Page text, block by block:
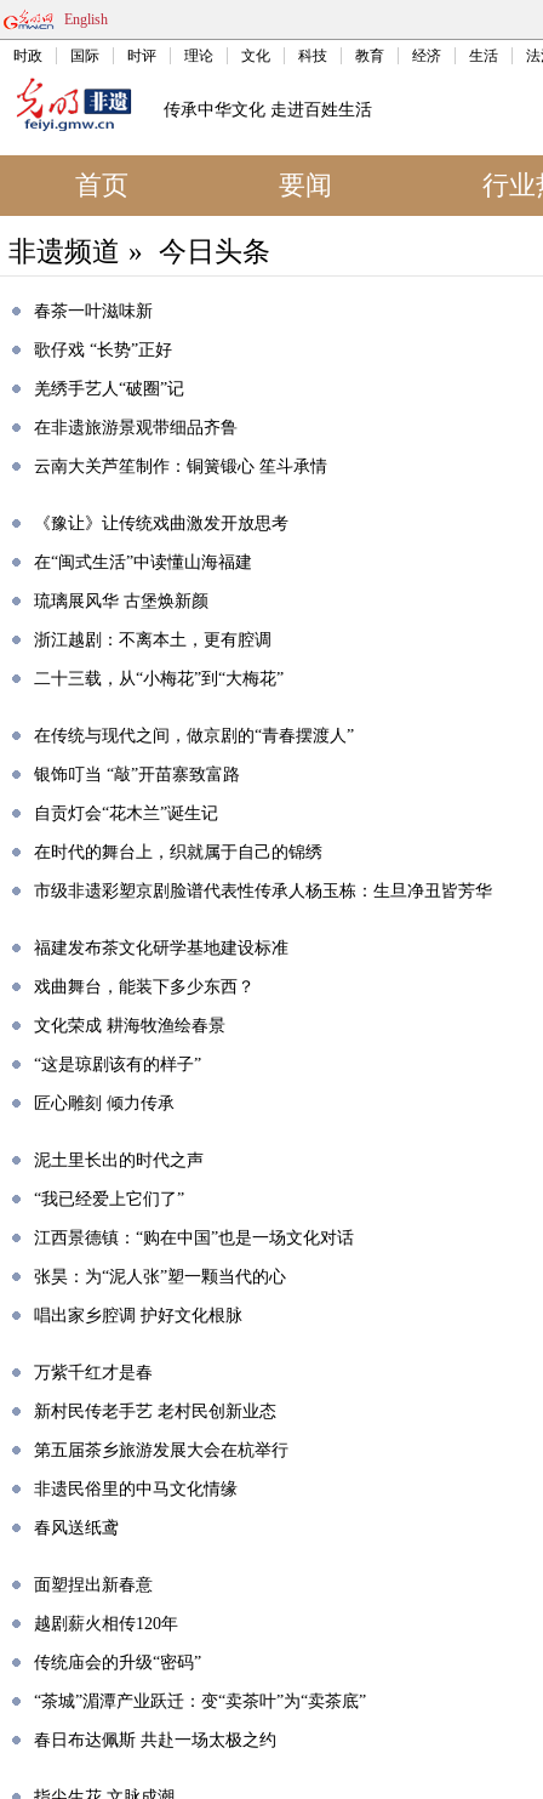
English
时政 国际 时评 理论 文化 科技 教育 经济 生活
传承中华文化 走进百姓生活
首页 要闻 行业
非遗频道 » 今日头条
春茶一叶滋味新
歌仔戏 “长势”正好
羌绣手艺人“破圈”记
在非遗旅游景观带细品齐鲁
云南大关芦笙制作：铜簧锻心 笙斗承情
《豫让》让传统戏曲激发开放思考
在“闽式生活”中读懂山海福建
琉璃展风华 古堡焕新颜
浙江越剧：不离本土，更有腔调
二十三载，从“小梅花”到“大梅花”
在传统与现代之间，做京剧的“青春摆渡人”
银饰叮当 “敲”开苗寨致富路
自贡灯会“花木兰”诞生记
在时代的舞台上，织就属于自己的锦绣
市级非遗彩塑京剧脸谱代表性传承人杨玉栋：生旦净丑皆芳华
福建发布茶文化研学基地建设标准
戏曲舞台，能装下多少东西？
文化荣成 耕海牧渔绘春景
“这是琼剧该有的样子”
匠心雕刻 倾力传承
泥土里长出的时代之声
“我已经爱上它们了”
江西景德镇：“购在中国”也是一场文化对话
张昊：为“泥人张”塑一颗当代的心
唱出家乡腔调 护好文化根脉
万紫千红才是春
新村民传老手艺 老村民创新业态
第五届茶乡旅游发展大会在杭举行
非遗民俗里的中马文化情缘
春风送纸鸢
面塑捏出新春意
越剧薪火相传120年
传统庙会的升级“密码”
“茶城”湄潭产业跃迁：变“卖茶叶”为“卖茶底”
春日布达佩斯 共赴一场太极之约